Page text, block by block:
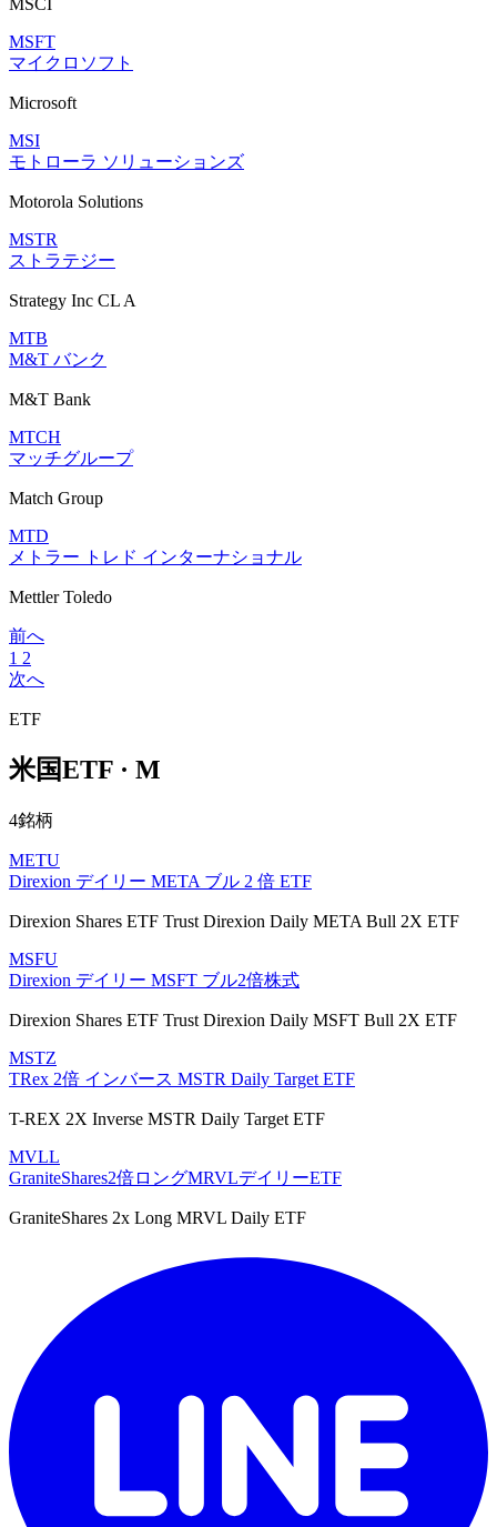
MSFT
マイクロソフト
Microsoft
MSI
モトローラ ソリューションズ
Motorola Solutions
MSTR
ストラテジー
Strategy Inc CL A
MTB
M&T バンク
M&T Bank
MTCH
マッチグループ
Match Group
MTD
メトラー トレド インターナショナル
Mettler Toledo
前へ
1 2
次へ
ETF
米国ETF · M
4銘柄
METU
Direxion デイリー META ブル 2 倍 ETF
Direxion Shares ETF Trust Direxion Daily META Bull 2X ETF
MSFU
Direxion デイリー MSFT ブル2倍株式
Direxion Shares ETF Trust Direxion Daily MSFT Bull 2X ETF
MSTZ
TRex 2倍 インバース MSTR Daily Target ETF
T-REX 2X Inverse MSTR Daily Target ETF
MVLL
GraniteShares2倍ロングMRVLデイリーETF
GraniteShares 2x Long MRVL Daily ETF